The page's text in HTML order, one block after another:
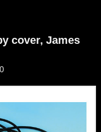
cover, James